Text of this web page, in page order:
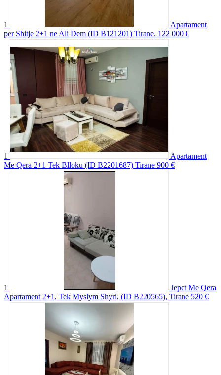
1
Apartament
per Shitje 2+1 ne Ali Dem (ID B121201) Tirane. 122 000 €
1
Apartament
Me Qera 2+1 Tek Blloku (ID B2201687) Tirane 900 €
1
Jepet Me Qera
Apartament 2+1, Tek Myslym Shyri, (ID B220565), Tirane 520 €